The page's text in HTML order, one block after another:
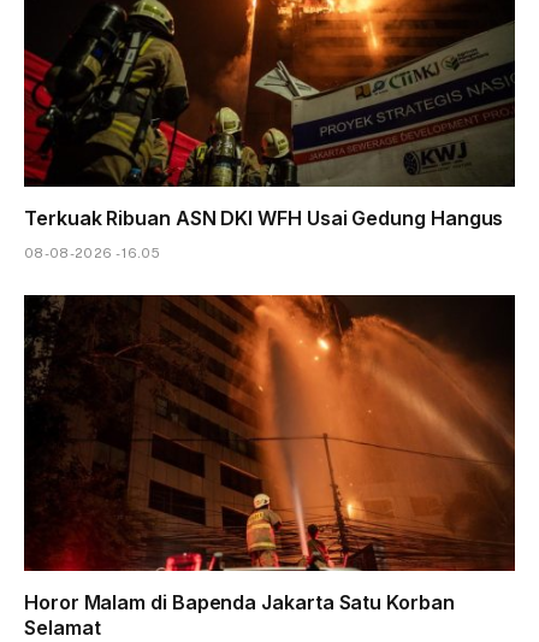
Terkuak Ribuan ASN DKI WFH Usai Gedung Hangus
08-08-2026 - 16.05
Horor Malam di Bapenda Jakarta Satu Korban
Selamat